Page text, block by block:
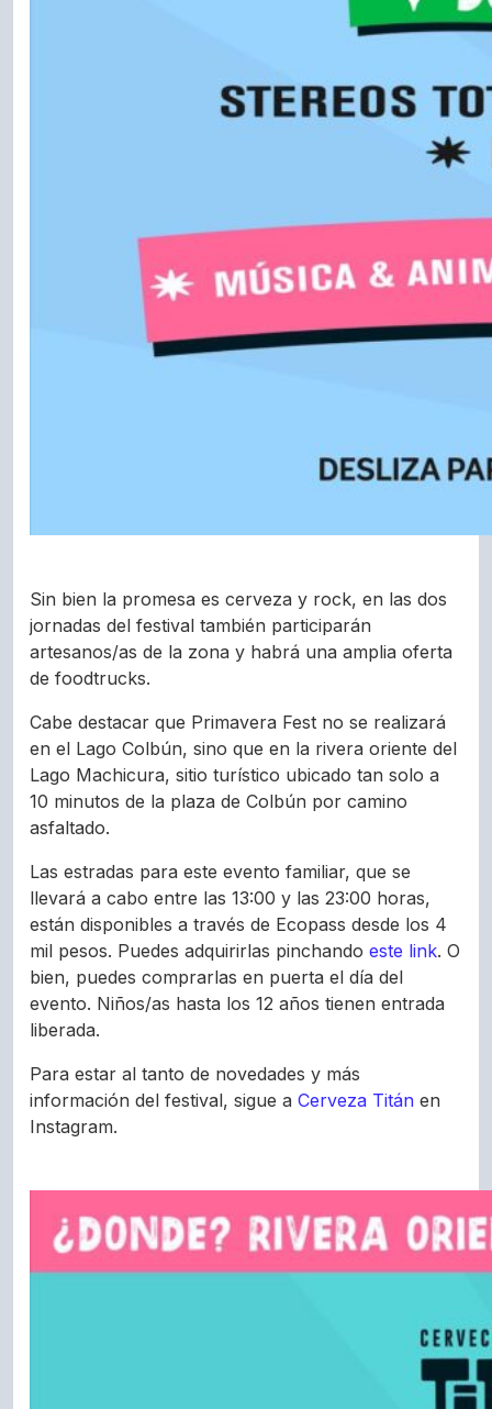
Sin bien la promesa es cerveza y rock, en las dos
jornadas del festival también participarán
artesanos/as de la zona y habrá una amplia oferta
de foodtrucks.
Cabe destacar que Primavera Fest no se realizará
en el Lago Colbún, sino que en la rivera oriente del
Lago Machicura, sitio turístico ubicado tan solo a
10 minutos de la plaza de Colbún por camino
asfaltado.
Las estradas para este evento familiar, que se
llevará a cabo entre las 13:00 y las 23:00 horas,
están disponibles a través de Ecopass desde los 4
mil pesos. Puedes adquirirlas pinchando este link. O
bien, puedes comprarlas en puerta el día del
evento. Niños/as hasta los 12 años tienen entrada
liberada.
Para estar al tanto de novedades y más
información del festival, sigue a Cerveza Titán en
Instagram.